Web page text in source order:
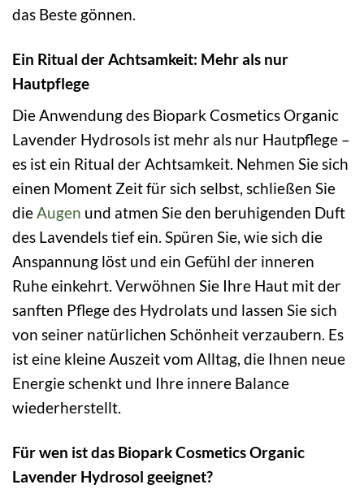
das Beste gönnen.
Ein Ritual der Achtsamkeit: Mehr als nur
Hautpflege
Die Anwendung des Biopark Cosmetics Organic
Lavender Hydrosols ist mehr als nur Hautpflege –
es ist ein Ritual der Achtsamkeit. Nehmen Sie sich
einen Moment Zeit für sich selbst, schließen Sie
dieAugen und atmen Sie den beruhigenden Duft
des Lavendels tief ein. Spüren Sie, wie sich die
Anspannung löst und ein Gefühl der inneren
Ruhe einkehrt. Verwöhnen Sie Ihre Haut mit der
sanften Pflege des Hydrolats und lassen Sie sich
von seiner natürlichen Schönheit verzaubern. Es
ist eine kleine Auszeit vom Alltag, die Ihnen neue
Energie schenkt und Ihre innere Balance
wiederherstellt.
Für wen ist das Biopark Cosmetics Organic
Lavender Hydrosol geeignet?